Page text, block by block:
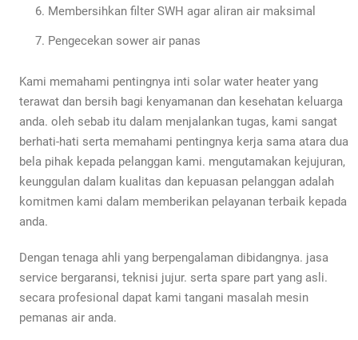
Membersihkan filter SWH agar aliran air maksimal
Pengecekan sower air panas
Kami memahami pentingnya inti solar water heater yang
terawat dan bersih bagi kenyamanan dan kesehatan keluarga
anda. oleh sebab itu dalam menjalankan tugas, kami sangat
berhati-hati serta memahami pentingnya kerja sama atara dua
bela pihak kepada pelanggan kami. mengutamakan kejujuran,
keunggulan dalam kualitas dan kepuasan pelanggan adalah
komitmen kami dalam memberikan pelayanan terbaik kepada
anda.
Dengan tenaga ahli yang berpengalaman dibidangnya. jasa
service bergaransi, teknisi jujur. serta spare part yang asli.
secara profesional dapat kami tangani masalah mesin
pemanas air anda.